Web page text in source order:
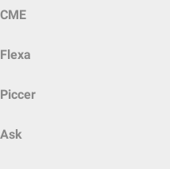
CME
Flexa
Piccer
Ask